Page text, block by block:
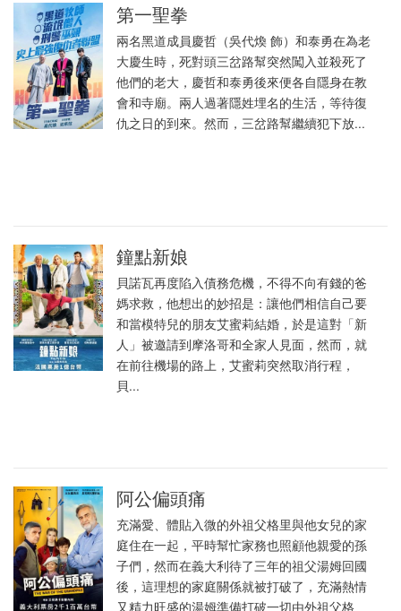
第一聖拳
兩名黑道成員慶哲（吳代煥 飾）和泰勇在為老
大慶生時，死對頭三岔路幫突然闖入並殺死了
他們的老大，慶哲和泰勇後來便各自隱身在教
會和寺廟。兩人過著隱姓埋名的生活，等待復
仇之日的到來。然而，三岔路幫繼續犯下放...
鐘點新娘
貝諾瓦再度陷入債務危機，不得不向有錢的爸
媽求救，他想出的妙招是：讓他們相信自己要
和當模特兒的朋友艾蜜莉結婚，於是這對「新
人」被邀請到摩洛哥和全家人見面，然而，就
在前往機場的路上，艾蜜莉突然取消行程，
貝...
阿公偏頭痛
充滿愛、體貼入微的外祖父格里與他女兒的家
庭住在一起，平時幫忙家務也照顧他親愛的孫
子們，然而在義大利待了三年的祖父湯姆回國
後，這理想的家庭關係就被打破了，充滿熱情
又精力旺盛的湯姆準備打破一切由外祖父格